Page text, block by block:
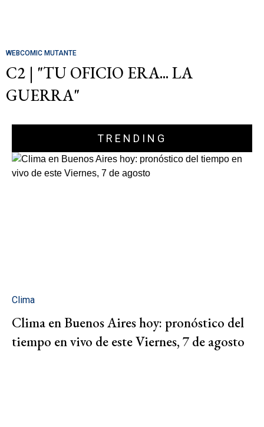
WEBCOMIC MUTANTE
C2 | "TU OFICIO ERA... LA
GUERRA"
TRENDING
Clima
Clima en Buenos Aires hoy: pronóstico del
tiempo en vivo de este Viernes, 7 de agosto